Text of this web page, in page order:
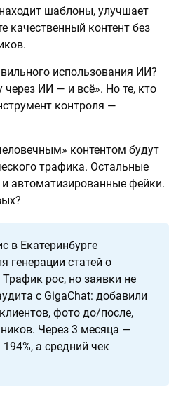
шаблоны, улучшает
качественный контент без
использования ИИ?
ИИ — и всё». Но те, кто
контроля —
контентом будут
трафика. Остальные
автоматизированные фейки.
в Екатеринбурге
генерации статей о
рос, но заявки не
с GigaChat: добавили
фото до/после,
Через 3 месяца —
а средний чек